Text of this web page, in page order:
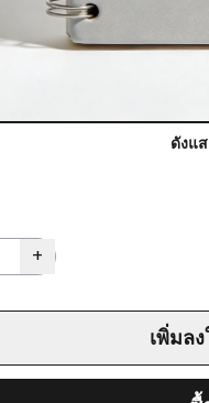
ดังแ
เพิ่มล